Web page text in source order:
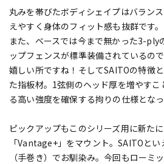
丸みを帯びたボディシェイプはバラン
えやすく身体のフィット感も抜群です。
また、ベースでは今まで無かった3-ply
ップフェンスが標準装備されているの
嬉しい所ですね！そしてSAITOの特徴
た指板材。1弦側のヘッド厚を増やす
る高い強度を確保する拘りの仕様となっ
ピックアップもこのシリーズ用に新た
「Vantage+」をマウント。SAITOと
（手巻き）でお馴染み。今回もローミ